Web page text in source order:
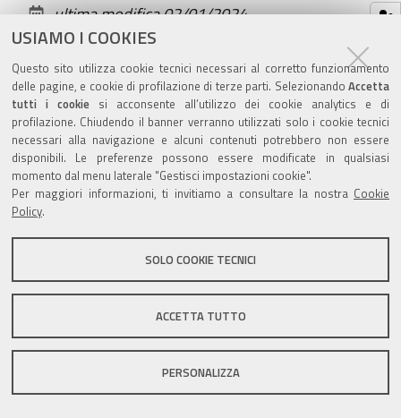
USIAMO I COOKIES
Questo sito utilizza cookie tecnici necessari al corretto funzionamento
delle pagine, e cookie di profilazione di terze parti. Selezionando Accetta
tutti i cookiesi acconsente all’utilizzo dei cookie analytics e di
profilazione. Chiudendo il banner verranno utilizzati solo i cookie tecnici
necessari alla navigazione e alcuni contenuti potrebbero non essere
disponibili. Le preferenze possono essere modificate in qualsiasi
momento dal menu laterale "Gestisci impostazioni cookie".
Per maggiori informazioni, ti invitiamo a consultare la nostra Cookie
Policy.
SOLO COOKIE TECNICI
ACCETTA TUTTO
PERSONALIZZA
documento
ultima modifica02/01/2024
Valuta questo sito
Sito istituzionale Comune di Zola Predosa
Privacy policy|DPO|Accessibilità